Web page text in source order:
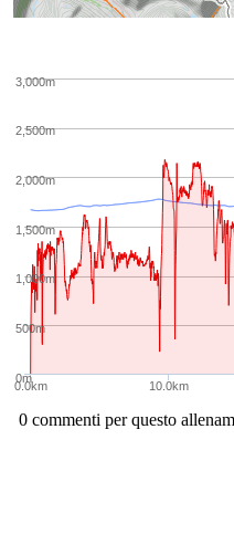
0.0km 10.0km
0m
500m
1,000m
1,500m
2,000m
2,500m
3,000m
0 commenti per questo